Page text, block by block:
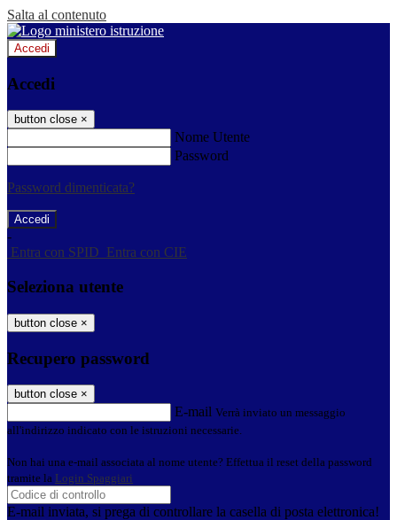
Salta al contenuto
Accedi
Accedi
button close ×
Nome Utente
Password
Password dimenticata?
-
Entra con SPID Entra con CIE
Seleziona utente
button close ×
Recupero password
button close ×
E-mail Verrà inviato un messaggio
all'indirizzo indicato con le istruzioni necessarie.
Non hai una e-mail associata al nome utente? Effettua il reset della password
tramite la Login Spaggiari
E-mail inviata, si prega di controllare la casella di posta elettronica!